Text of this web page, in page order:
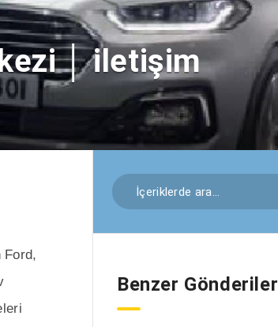
│ iletişim
Ford,
Benzer Gönderiler